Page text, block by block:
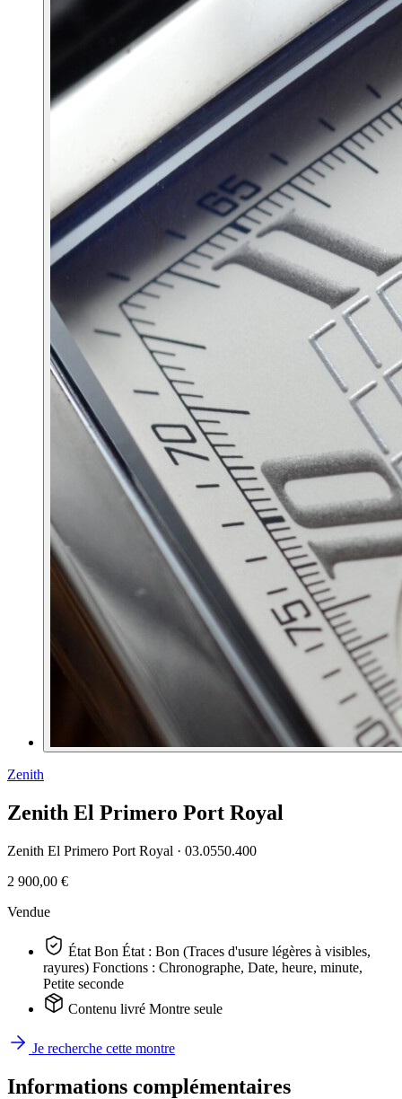
Zenith
Zenith El Primero Port Royal
Zenith El Primero Port Royal · 03.0550.400
2 900,00 €
Vendue
État Bon État : Bon (Traces d'usure légères à visibles,
rayures) Fonctions : Chronographe, Date, heure, minute,
Petite seconde
Contenu livré Montre seule
Je recherche cette montre
Informations complémentaires